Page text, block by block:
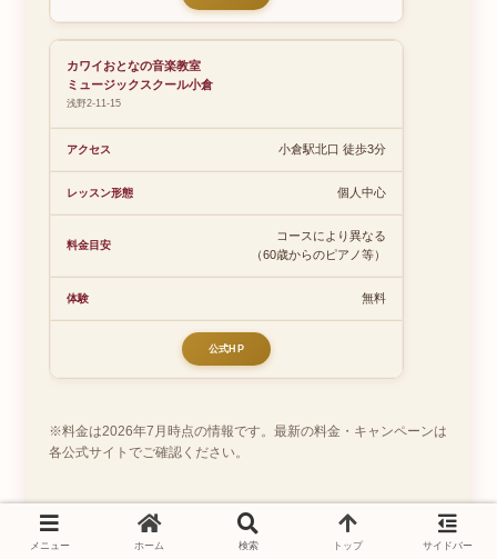
カワイおとなの音楽教室
ミュージックスクール小倉
浅野2-11-15
小倉駅北口 徒歩3分
個人中心
コースにより異なる
（60歳からのピアノ等）
無料
公式HP
※料金は2026年7月時点の情報です。最新の料金・キャンペーンは
各公式サイトでご確認ください。
メニュー ホーム 検索 トップ サイドバー